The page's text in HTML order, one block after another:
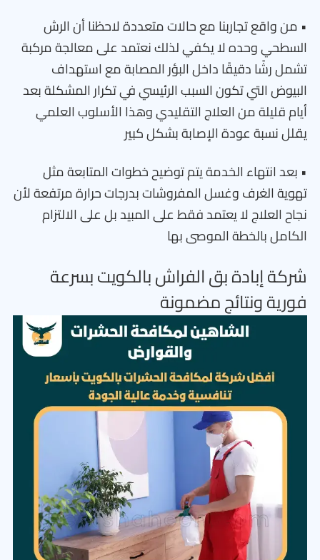
• من واقع تجاربنا مع حالات متعددة لاحظنا أن الرش
السطحي وحده لا يكفي لذلك نعتمد على معالجة مركبة
تشمل رشًا دقيقًا داخل البؤر المصابة مع استهداف
البيوض التي تكون السبب الرئيسي في تكرار المشكلة بعد
أيام قليلة من العلاج التقليدي وهذا الأسلوب العلمي
يقلل نسبة عودة الإصابة بشكل كبير
• بعد انتهاء الخدمة يتم توضيح خطوات المتابعة مثل
تهوية الغرف وغسل المفروشات بدرجات حرارة مرتفعة لأن
نجاح العلاج لا يعتمد فقط على المبيد بل على الالتزام
الكامل بالخطة الموصى بها
شركة إبادة بق الفراش بالكويت بسرعة
فورية ونتائج مضمونة